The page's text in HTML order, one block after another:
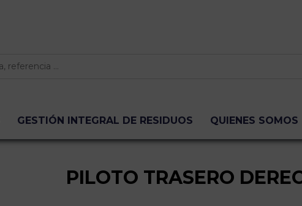
GESTIÓN INTEGRAL DE RESIDUOS QUIENES SOMOS
PILOTO TRASERO